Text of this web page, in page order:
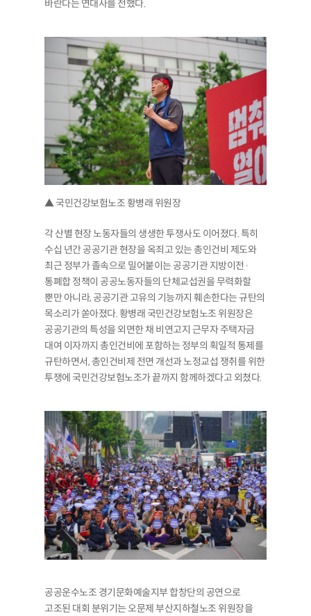
바란다는 연대사를 전했다.
▲ 국민건강보험노조 황병래 위원장
각 산별 현장 노동자들의 생생한 투쟁사도 이어졌다. 특히
수십 년간 공공기관 현장을 옥죄고 있는 총인건비 제도와
최근 정부가 졸속으로 밀어붙이는 공공기관 지방이전·
통폐합 정책이 공공노동자들의 단체교섭권을 무력화할
뿐만 아니라, 공공기관 고유의 기능까지 훼손한다는 규탄의
목소리가 쏟아졌다. 황병래 국민건강보험노조 위원장은
공공기관의 특성을 외면한 채 비연고지 근무자 주택자금
대여 이자까지 총인건비에 포함하는 정부의 획일적 통제를
규탄하면서, 총인건비제 전면 개선과 노정교섭 쟁취를 위한
투쟁에 국민건강보험노조가 끝까지 함께하겠다고 외쳤다.
공공운수노조 경기문화예술지부 합창단의 공연으로
고조된 대회 분위기는 오문제 부산지하철노조 위원장을